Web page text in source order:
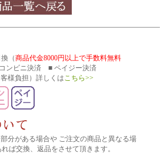
（商品代金8000円以上で手数料無料
ンビニ決済 ■ ペイジー決済
様負担）詳しくは こちら>>
分がある場合や ご注文の商品と異なる場
ば交換、返品をさせて頂きます。